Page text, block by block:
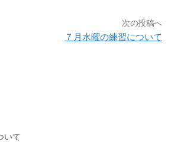
次の投稿へ
７月水曜の練習について
いて